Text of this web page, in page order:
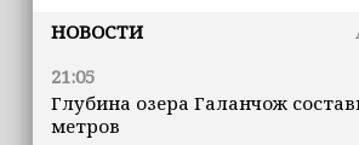
НОВОСТИ
21:05
Глубина озера Галанчож
метров